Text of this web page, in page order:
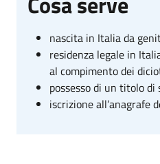
nascita in Italia da
residenza legale in
al compimento dei
possesso di un titolo di
iscrizione all’anagrafe